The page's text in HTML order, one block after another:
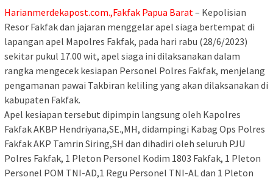
Harianmerdekapost.com.,Fakfak Papua Barat– Kepolisian
Resor Fakfak dan jajaran menggelar apel siaga bertempat di
lapangan apel Mapolres Fakfak, pada hari rabu (28/6/2023)
sekitar pukul 17.00 wit, apel siaga ini dilaksanakan dalam
rangka mengecek kesiapan Personel Polres Fakfak, menjelang
pengamanan pawai Takbiran keliling yang akan dilaksanakan di
kabupaten Fakfak.
Apel kesiapan tersebut dipimpin langsung oleh Kapolres
Fakfak AKBP Hendriyana,SE.,MH, didampingi Kabag Ops Polres
Fakfak AKP Tamrin Siring,SH dan dihadiri oleh seluruh PJU
Polres Fakfak, 1 Pleton Personel Kodim 1803 Fakfak, 1 Pleton
Personel POM TNI-AD,1 Regu Personel TNI-AL dan 1 Pleton